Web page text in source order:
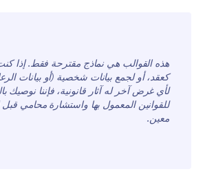
هذه القوالب هي نماذج مقترحة فقط. إذا
كعقد، أو لجمع بيانات شخصية (أو بيانات
لأي غرض آخر له آثار قانونية، فإننا نوصيك
للقوانين المعمول بها واستشارة محامي
معين.